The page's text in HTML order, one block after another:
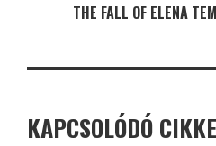
THE FALL OF ELENA
KAPCSOLÓDÓ